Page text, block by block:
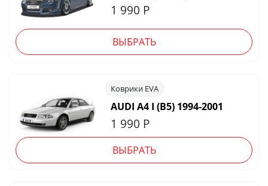
1 990 Р
ВЫБРАТЬ
Коврики EVA
AUDI A4 I (B5) 1994-2001
1 990 Р
ВЫБРАТЬ